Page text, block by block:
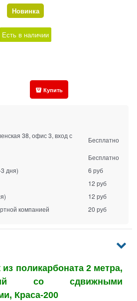
Новинка
Есть в наличии
Купить
38, офис 3, вход с
Бесплатно
Бесплатно
дня)
6 руб
12 руб
12 руб
компанией
20 руб
из поликарбоната 2 метра,
со сдвижными
Краса-200